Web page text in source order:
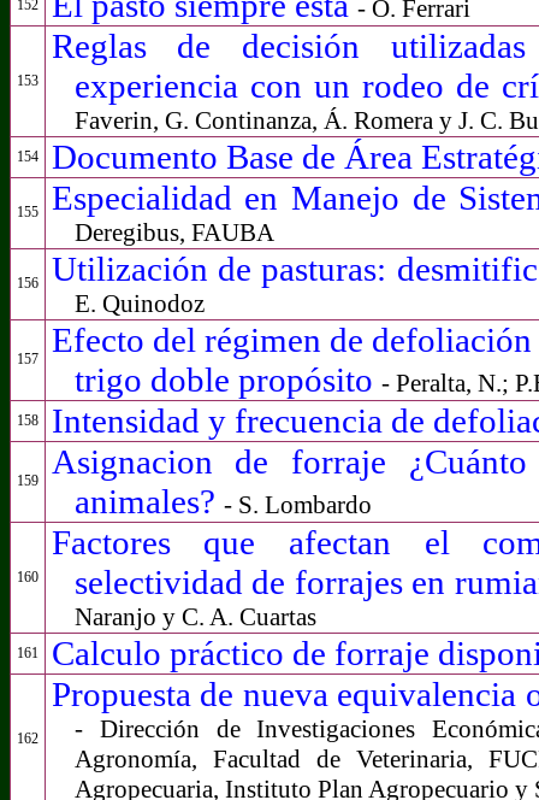
152 - O. Ferrari
153
Reglas de decisión
experiencia con un rodeo de
Faverin, G. Continanza, Á. Romera y J. C.
154 Documento Base de Área
155 Especialidad en Manejo de
Deregibus, FAUBA
156 Utilización de pasturas:
E. Quinodoz
157
Efecto del régimen de
trigo doble propósito - Peralta, N.;
158 Intensidad y frecuencia de
159
Asignacion de forraje
animales? - S. Lombardo
160
Factores que afectan el
selectividad de forrajes en
Naranjo y C. A. Cuartas
161 Calculo práctico de forraje
162
Propuesta de nueva
- Dirección de Investigaciones
Agronomía, Facultad de Veterinaria,
Agropecuaria, Instituto Plan Agropecuario y